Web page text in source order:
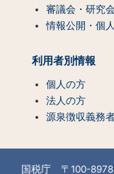
審議会・研究
情報公開・個
利用者別情報
個人の方
法人の方
源泉徴収義務
国税庁 〒100-